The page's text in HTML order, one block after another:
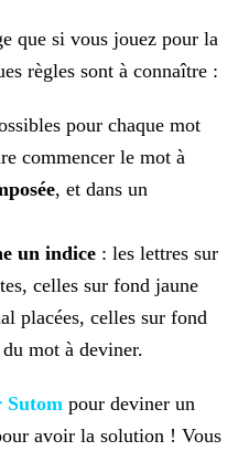
que si vous jouez pour la
règles sont à connaître :
pour chaque mot
commencer le mot à
, et dans un
un indice : les lettres sur
celles sur fond jaune
placées, celles sur fond
mot à deviner.
Sutom pour deviner un
avoir la solution ! Vous